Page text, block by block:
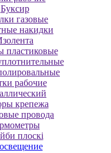
Буксир
газовые
накидки
пластиковые
рабочие
крепежа
провода
плоскі